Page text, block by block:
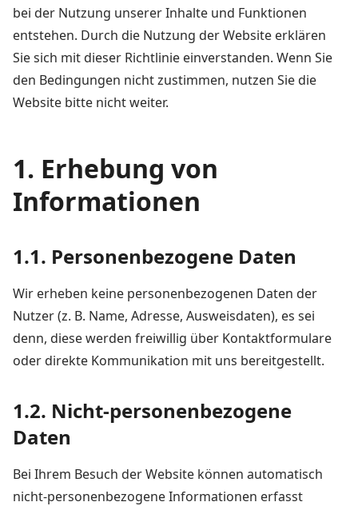
bei der Nutzung unserer Inhalte und Funktionen
entstehen. Durch die Nutzung der Website erklären
Sie sich mit dieser Richtlinie einverstanden. Wenn Sie
den Bedingungen nicht zustimmen, nutzen Sie die
Website bitte nicht weiter.
1. Erhebung von
Informationen
1.1. Personenbezogene Daten
Wir erheben keine personenbezogenen Daten der
Nutzer (z. B. Name, Adresse, Ausweisdaten), es sei
denn, diese werden freiwillig über Kontaktformulare
oder direkte Kommunikation mit uns bereitgestellt.
1.2. Nicht-personenbezogene
Daten
Bei Ihrem Besuch der Website können automatisch
nicht-personenbezogene Informationen erfasst